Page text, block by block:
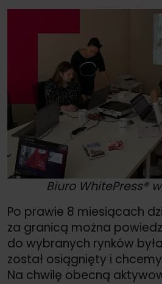
Biuro WhitePress®
Po prawie 8 miesiącach
za granicą można
do wybranych rynków
został osiągnięty i
Na chwilę obecną